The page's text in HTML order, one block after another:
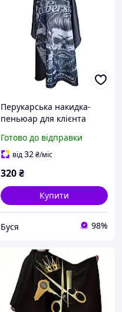
Перукарська накидка-
пеньюар для клієнта
антистатична поліестер,
140х160 см, чорний
Готово до відправки
від32₴/міс
320₴
Купити
Буся 98%